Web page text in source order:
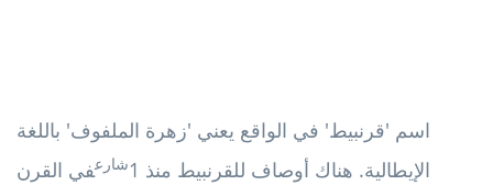
اسم 'قرنبيط' في الواقع يعني 'زهرة الملفوف' باللغة
الإيطالية. هناك أوصاف للقرنبيط منذ 1
شارعفي القرن